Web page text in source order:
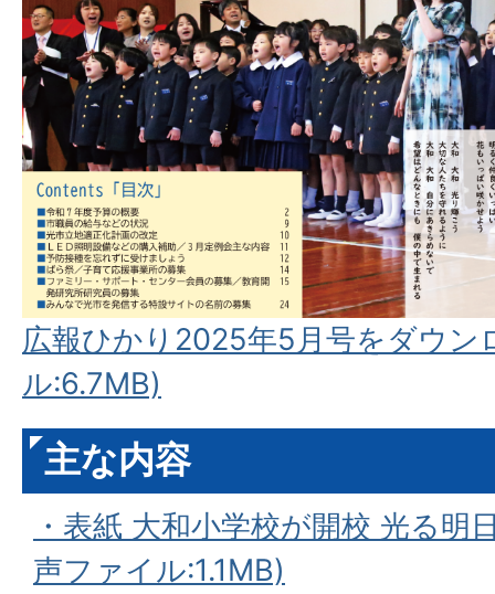
広報ひかり2025年5月号をダウン
ル:6.7MB)
主な内容
・表紙 大和小学校が開校 光る明
声ファイル:1.1MB)